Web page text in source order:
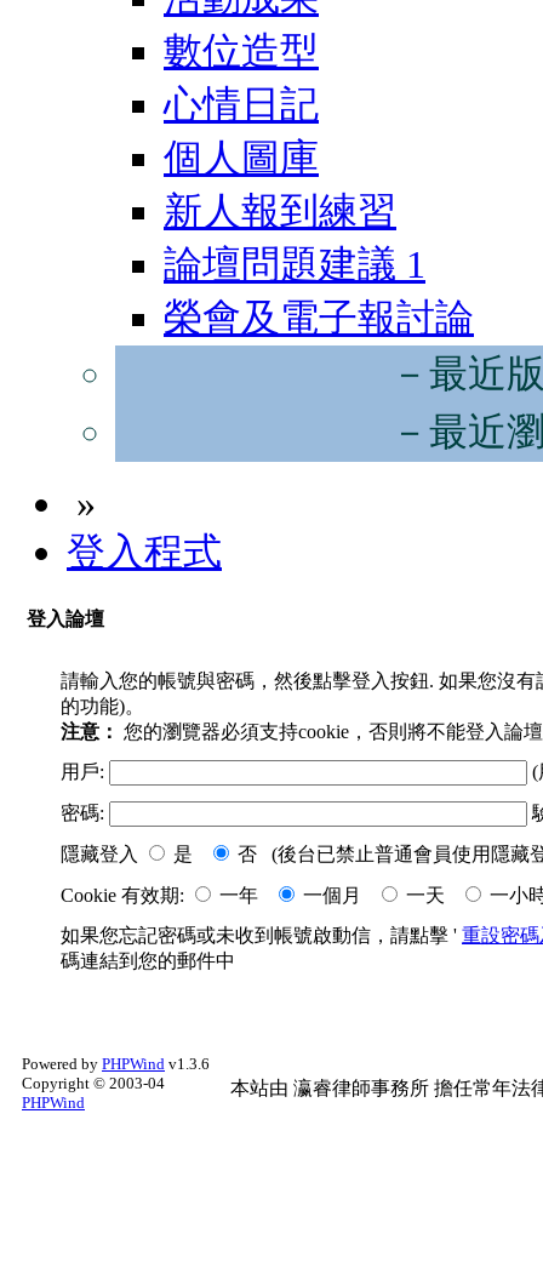
數位造型
心情日記
個人圖庫
新人報到練習
論壇問題建議 1
榮會及電子報討論
－最近
－最近
»
登入程式
登入論壇
請輸入您的帳號與密碼，然後點擊登入按鈕. 如果您沒
的功能)。
注意： 您的瀏覽器必須支持cookie，否則將不能登入論
用戶:
(
密碼:
隱藏登入
是
否 (後台已禁止普通會員使用隱藏
Cookie 有效期:
一年 一個月 一天
一小
如果您忘記密碼或未收到帳號啟動信，請點擊 ' 重設密
碼連結到您的郵件中
Powered by PHPWind v1.3.6
Copyright © 2003-04
PHPWind
本站由 瀛睿律師事務所 擔任常年法